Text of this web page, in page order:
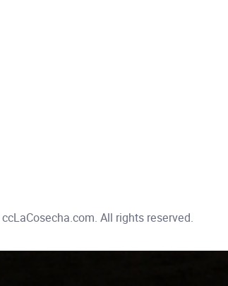
ccLaCosecha.com. All rights reserved.